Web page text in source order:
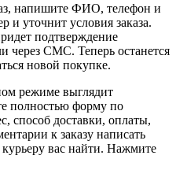
напишите ФИО, телефон и
и уточнит условия заказа.
подтверждение
через СМС. Теперь останется
новой покупке.
режиме выглядит
полностью форму по
способ доставки, оплаты,
к заказу написать
вас найти. Нажмите